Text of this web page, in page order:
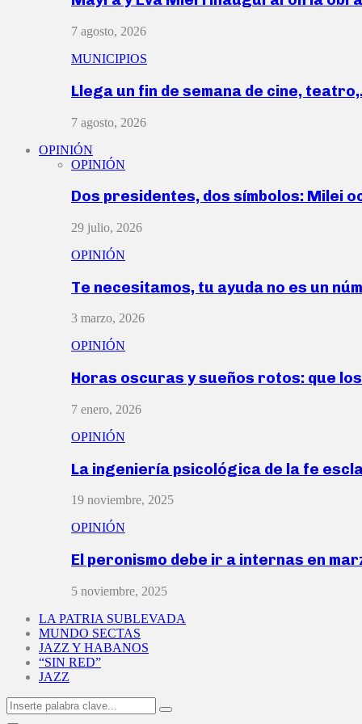
7 agosto, 2026
MUNICIPIOS
Llega un fin de semana de cine,
7 agosto, 2026
OPINIÓN
OPINIÓN
Dos presidentes, dos símbolos: Milei
29 julio, 2026
OPINIÓN
Te necesitamos, tu ayuda no es un
3 marzo, 2026
OPINIÓN
Horas oscuras y sueños rotos: que
7 enero, 2026
OPINIÓN
La ingeniería psicológica de la fe
19 noviembre, 2025
OPINIÓN
El peronismo debe ir a internas en
5 noviembre, 2025
LA PATRIA SUBLEVADA
MUNDO SECTAS
JAZZ Y HABANOS
“SIN RED”
JAZZ
Search
for:
Search